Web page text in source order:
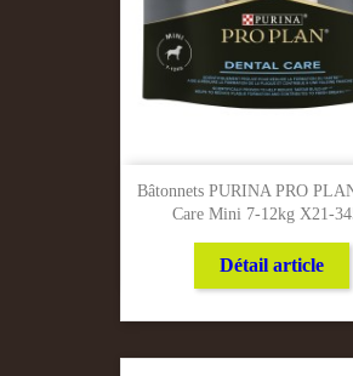
Bâtonnets PURINA PRO
Care Mini 7-12kg X21-
Détail article